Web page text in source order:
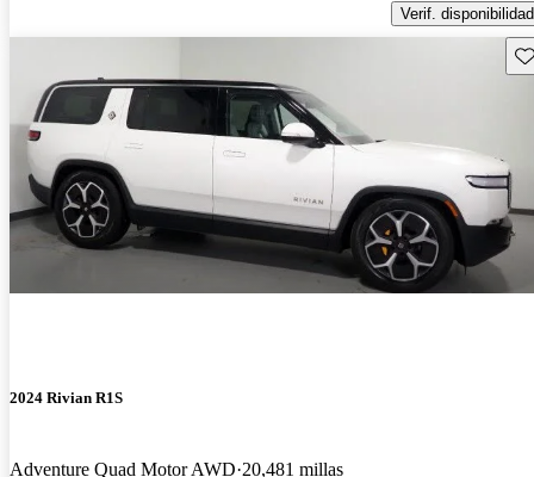
Verif. disponibilidad
2024 Rivian R1S
Adventure Quad Motor AWD 20,481 millas